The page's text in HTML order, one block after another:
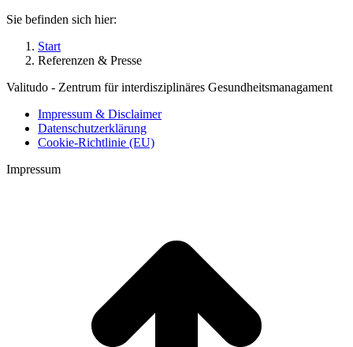
Sie befinden sich hier:
Start
Referenzen & Presse
Valitudo - Zentrum für interdisziplinäres Gesundheitsmanagament
Impressum & Disclaimer
Datenschutzerklärung
Cookie-Richtlinie (EU)
Impressum